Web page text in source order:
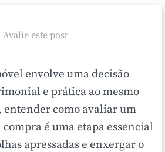
Avalie este post
envolve uma decisão
e prática ao mesmo
entender como avaliar um
é uma etapa essencial
apressadas e enxergar o